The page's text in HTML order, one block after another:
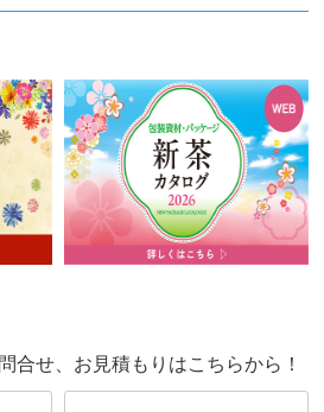
合せ、お見積もりはこちらから！